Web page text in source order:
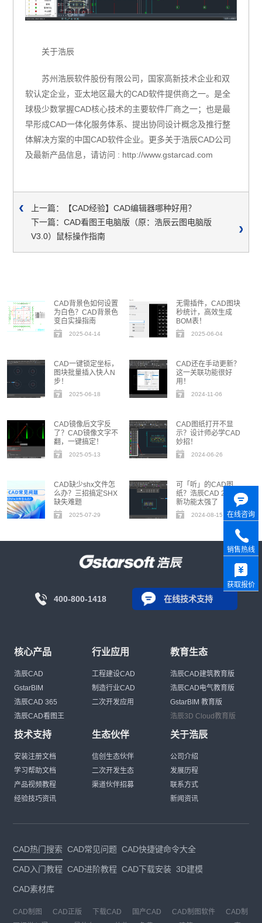
关于浩辰
苏州浩辰软件股份有限公司，国家高新技术企业和双
软认定企业，亚太地区最大的CAD软件提供商之一。是全
球极少数掌握CAD核心技术的主要软件厂商之一；也是最
早形成CAD一体化服务体系、提出协同设计概念及推行整
体解决方案的中国CAD软件企业。更多关于浩辰CAD公司
及最新产品信息，请访问 : http://www.gstarcad.com
上一篇：【CAD经验】CAD编辑器哪种好用？
下一篇：CAD看图王电脑版（原：浩辰云图电脑版
V3.0）鼠标操作指南
CAD背景色如何设置
为白色？CAD背景色
变白实操指南
2025-04-14
无需插件，CAD图块
秒统计，高效生成
BOM表！
2025-06-04
CAD一键锁定坐标，
图块批量插入快人N
步！
2025-06-18
CAD还在手动更新？
这一关联功能很好
用！
2024-11-06
CAD镜像后文字反
了？CAD镜像文字不
翻，一键搞定！
2025-05-13
CAD图纸打开不显
示？设计师必学CAD
妙招！
2024-06-26
CAD缺少shx文件怎
么办？三招搞定SHX
缺失难题
2025-07-29
可「听」的CAD图
纸？浩辰CAD 2025
新功能太强了
2024-08-15
400-800-1418 在线技术支持
核心产品
浩辰CAD
GstarBIM
浩辰CAD 365
浩辰CAD看图王
行业应用
工程建设CAD
制造行业CAD
二次开发应用
教育生态
浩辰CAD建筑教育版
浩辰CAD电气教育版
GstarBIM 教育版
浩辰3D Cloud教育版
技术支持
安装注册文档
学习帮助文档
产品视频教程
经验技巧资讯
生态伙伴
信创生态伙伴
二次开发生态
渠道伙伴招募
关于浩辰
公司介绍
发展历程
联系方式
新闻资讯
CAD热门搜索 CAD常见问题 CAD快捷键命令大全
CAD入门教程 CAD进阶教程 CAD下载安装 3D建模
CAD素材库
CAD制图 CAD正版 下载CAD 国产CAD CAD制图软件
CAD制
在线咨询
销售热线
获取报价